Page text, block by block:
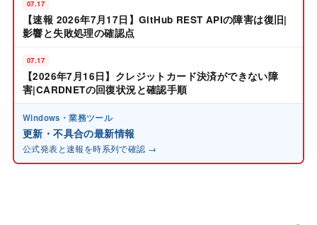
07.17
【速報 2026年7月17日】GitHub REST APIの障害は復旧|
影響と失敗処理の確認点
07.17
【2026年7月16日】クレジットカード決済ができない障
害|CARDNETの回復状況と確認手順
Windows・業務ツール
更新・不具合の最新情報
公式発表と速報を時系列で確認 →